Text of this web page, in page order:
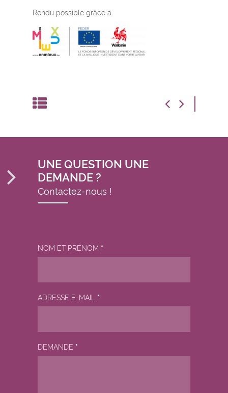
Rendu possible grâce à
UNE QUESTION UNE
DEMANDE ?
Contactez-nous !
NOM ET PRÉNOM *
ADRESSE E-MAIL *
DEMANDE *